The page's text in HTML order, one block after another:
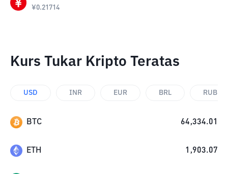
¥0.21714
Kurs Tukar Kripto Teratas
USD INR EUR BRL RUB
BTC 64,334.01
ETH 1,903.07